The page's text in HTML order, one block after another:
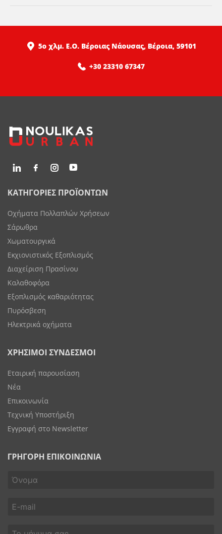
5ο χλμ. Ε.Ο. Βέροιας Νάουσας, Βέροια, 59101
+30 23310 67347
ΚΑΤΗΓΟΡΙΕΣ ΠΡΟΪΟΝΤΩΝ
Οχήματα Πολλαπλών Χρήσεων
Σάρωθρα
Χωματουργικά
Εκχιονιστικός Εξοπλισμός
Διαχείριση Πρασίνου
Καλαθοφόρα
Εξοπλισμός καθαριότητας
Πυρόσβεση
Ηλεκτρικά οχήματα
ΧΡΗΣΙΜΟΙ ΣΥΝΔΕΣΜΟΙ
Εταιρική παρουσίαση
Νέα
Επικοινωνία
Τεχνική Υποστήριξη
Εγγραφή στο Newsletter
ΓΡΗΓΟΡΗ ΕΠΙΚΟΙΝΩΝΙΑ